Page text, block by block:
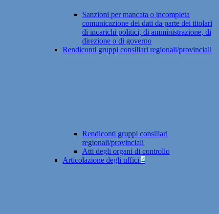
Sanzioni per mancata o incompleta
comunicazione dei dati da parte dei titolari
di incarichi politici, di amministrazione, di
direzione o di governo
Rendiconti gruppi consiliari regionali/provinciali
Rendiconti gruppi consiliari
regionali/provinciali
Atti degli organi di controllo
Articolazione degli uffici 4